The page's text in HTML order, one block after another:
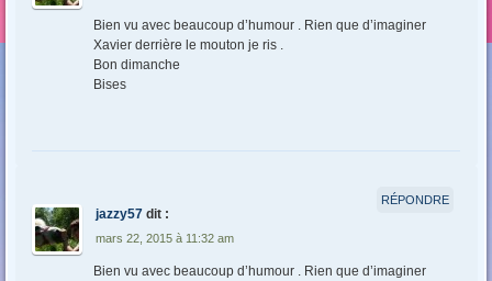
Bien vu avec beaucoup d’humour . Rien que d’imaginer
Xavier derrière le mouton je ris .
Bon dimanche
Bises
jazzy57 dit :
mars 22, 2015 à 11:32 am
Bien vu avec beaucoup d’humour . Rien que d’imaginer
RÉPONDRE